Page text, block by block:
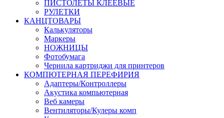
ПИСТОЛЕТЫ КЛЕЕВЫЕ
РУЛЕТКИ
КАНЦТОВАРЫ
Калькуляторы
Маркеры
НОЖНИЦЫ
Фотобумага
Чернила картриджи для принтеров
КОМПЮТЕРНАЯ ПЕРЕФИРИЯ
Адаптеры/Контроллеры
Акустика компьютерная
Веб камеры
Вентиляторы/Кулеры комп